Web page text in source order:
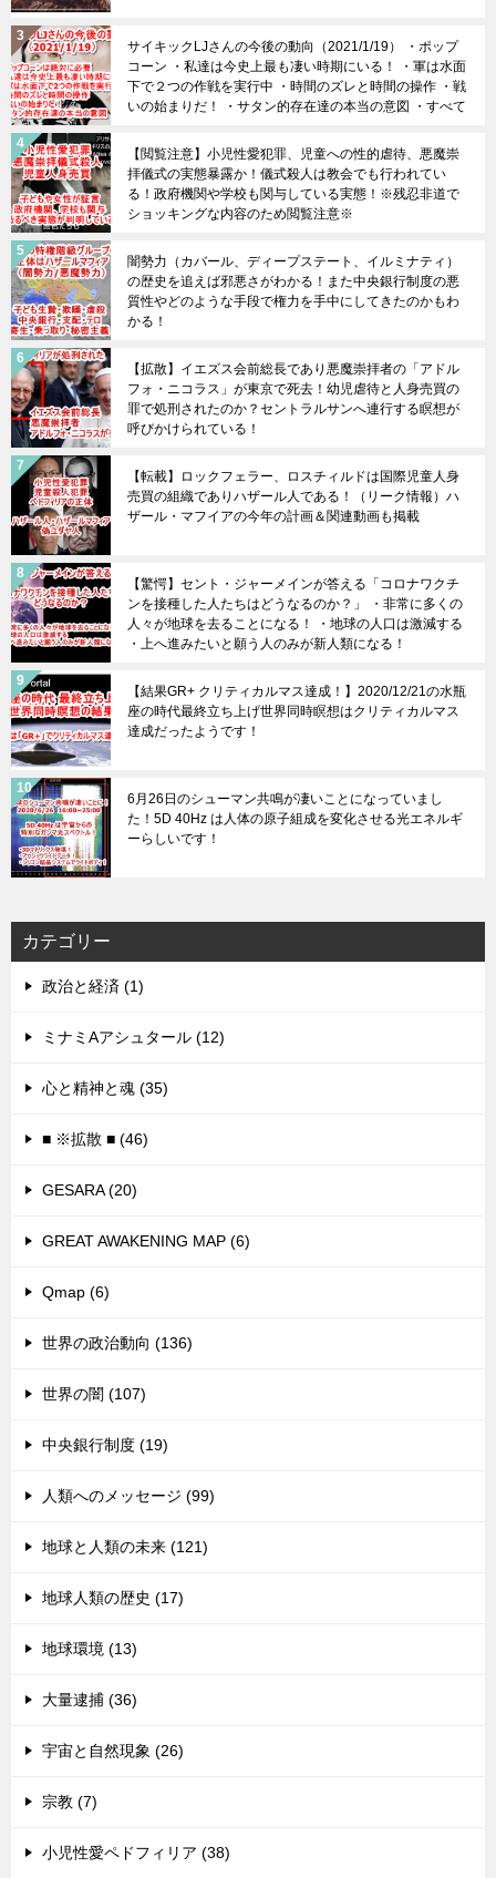
サイキックLJさんの今後の動向（2021/1/19） ・ポップ
コーン ・私達は今史上最も凄い時期にいる！ ・軍は水面
下で２つの作戦を実行中 ・時間のズレと時間の操作 ・戦
いの始まりだ！ ・サタン的存在達の本当の意図 ・すべて
【閲覧注意】小児性愛犯罪、児童への性的虐待、悪魔崇
拝儀式の実態暴露か！儀式殺人は教会でも行われてい
る！政府機関や学校も関与している実態！※残忍非道で
ショッキングな内容のため閲覧注意※
闇勢力（カバール、ディープステート、イルミナティ）
の歴史を追えば邪悪さがわかる！また中央銀行制度の悪
質性やどのような手段で権力を手中にしてきたのかもわ
かる！
【拡散】イエズス会前総長であり悪魔崇拝者の「アドル
フォ・ニコラス」が東京で死去！幼児虐待と人身売買の
罪で処刑されたのか？セントラルサンへ連行する瞑想が
呼びかけられている！
【転載】ロックフェラー、ロスチィルドは国際児童人身
売買の組織でありハザール人である！（リーク情報）ハ
ザール・マフイアの今年の計画＆関連動画も掲載
【驚愕】セント・ジャーメインが答える「コロナワクチ
ンを接種した人たちはどうなるのか？」 ・非常に多くの
人々が地球を去ることになる！ ・地球の人口は激減する
・上へ進みたいと願う人のみが新人類になる！
【結果GR+ クリティカルマス達成！】2020/12/21の水瓶
座の時代最終立ち上げ世界同時瞑想はクリティカルマス
達成だったようです！
6月26日のシューマン共鳴が凄いことになっていまし
た！5D 40Hz は人体の原子組成を変化させる光エネルギ
ーらしいです！
カテゴリー
政治と経済 (1)
ミナミAアシュタール (12)
心と精神と魂 (35)
■ ※拡散 ■ (46)
GESARA (20)
GREAT AWAKENING MAP (6)
Qmap (6)
世界の政治動向 (136)
世界の闇 (107)
中央銀行制度 (19)
人類へのメッセージ (99)
地球と人類の未来 (121)
地球人類の歴史 (17)
地球環境 (13)
大量逮捕 (36)
宇宙と自然現象 (26)
宗教 (7)
小児性愛ペドフィリア (38)